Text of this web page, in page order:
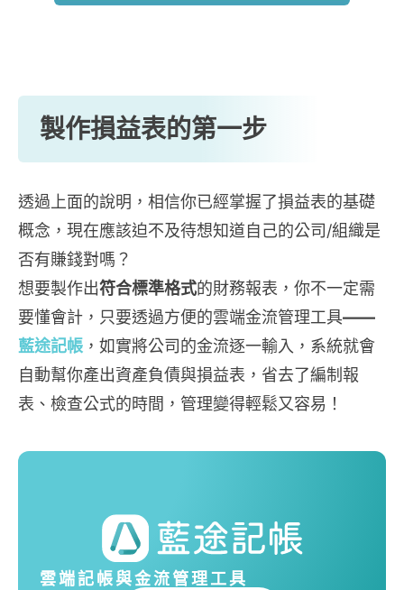
製作損益表的第一步
透過上面的說明，相信你已經掌握了損益表的基礎
概念，現在應該迫不及待想知道自己的公司/組織是
否有賺錢對嗎？
想要製作出符合標準格式的財務報表，你不一定需
要懂會計，只要透過方便的雲端金流管理工具——
藍途記帳 ，如實將公司的金流逐一輸入，系統就會
自動幫你產出資產負債與損益表，省去了編制報
表、檢查公式的時間，管理變得輕鬆又容易！
雲端記帳與金流管理工具